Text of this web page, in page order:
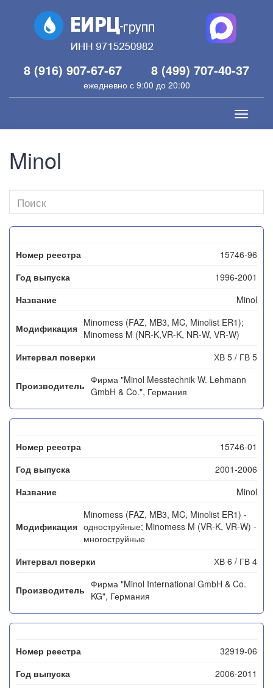
8 (916) 907-67-67 8 (499) 707-40-37
ежедневно с 9:00 до 20:00
Toggle
Minol
15746-96
1996-2001
Minol
Minomess (FAZ, MB3, MC, Minolist ER1);
Minomess M (NR-K,VR-K, NR-W, VR-W)
ХВ 5 / ГВ 5
Фирма "Minol Messtechnik W. Lehmann
GmbH & Co.", Германия
15746-01
2001-2006
Minol
Minomess (FAZ, MB3, MC, Minolist ER1) -
одноструйные; Minomess M (VR-K, VR-W) -
многоструйные
ХВ 6 / ГВ 4
Фирма "Minol International GmbH & Co.
KG", Германия
32919-06
2006-2011